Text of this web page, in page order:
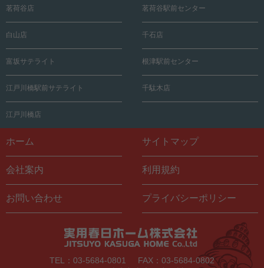
茗荷谷店 茗荷谷駅前センター
白山店 千石店
富坂サテライト 根津駅前センター
江戸川橋駅前サテライト 千駄木店
江戸川橋店
ホーム サイトマップ
会社案内 利用規約
お問い合わせ プライバシーポリシー
TEL：03-5684-0801
FAX：03-5684-0802